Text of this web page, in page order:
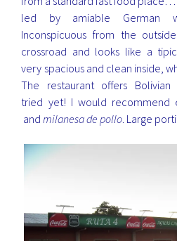
led by amiable German
Inconspicuous from the
crossroad and looks like a
very spacious and clean inside,
The restaurant offers
tried yet! I would recommend
andmilanesa de pollo. Large